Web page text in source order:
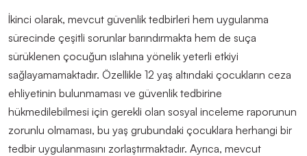
İkinci olarak, mevcut güvenlik tedbirleri hem uygulanma
sürecinde çeşitli sorunlar barındırmakta hem de suça
sürüklenen çocuğun ıslahına yönelik yeterli etkiyi
sağlayamamaktadır. Özellikle 12 yaş altındaki çocukların ceza
ehliyetinin bulunmaması ve güvenlik tedbirine
hükmedilebilmesi için gerekli olan sosyal inceleme raporunun
zorunlu olmaması, bu yaş grubundaki çocuklara herhangi bir
tedbir uygulanmasını zorlaştırmaktadır. Ayrıca, mevcut